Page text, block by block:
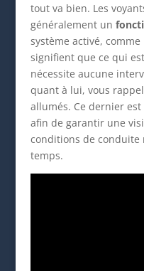
tout va bien. Les
généralement un
système activé,
signifient que ce qui
nécessite aucune
quant à lui, vous
allumés. Ce dernier
afin de garantir une
conditions de conduite
temps.